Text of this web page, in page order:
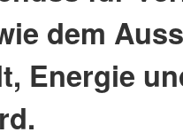
dem
Energie